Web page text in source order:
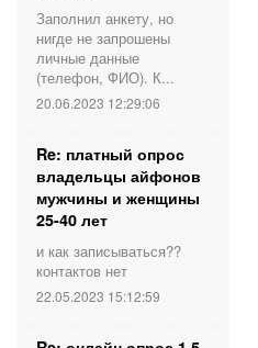
Заполнил анкету, но
нигде не запрошены
личные данные
(телефон, ФИО). К...
20.06.2023 12:29:06
Re: платный опрос
владельцы айфонов
мужчины и женщины
25-40 лет
и как записываться??
контактов нет
22.05.2023 15:12:59